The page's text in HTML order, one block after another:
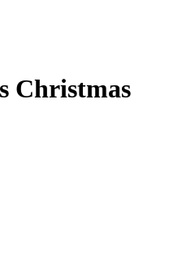
Christmas